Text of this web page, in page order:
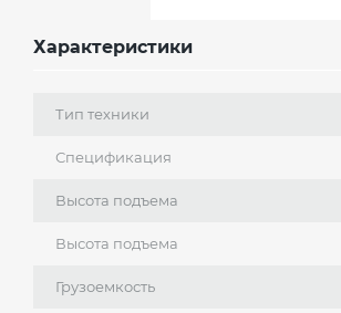
Характеристики
Тип техники
Спецификация
Высота подъема
Высота подъема
Грузоемкость